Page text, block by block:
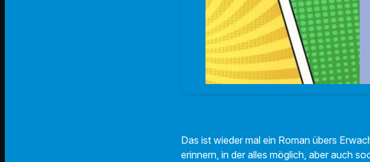
Das ist wieder mal ein Roman übers
erinnern, in der alles möglich, aber auch